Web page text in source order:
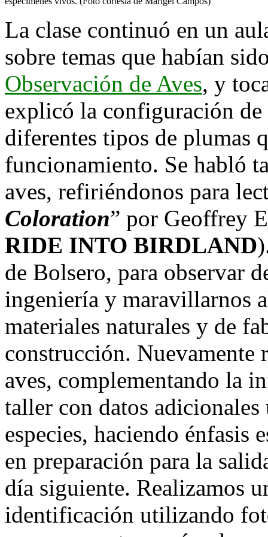
La clase continuó en un
sobre temas que habían
Observación de Aves, y
explicó la configuración de
diferentes tipos de plumas
funcionamiento. Se habló
aves, refiriéndonos para
Coloration” por Geoffrey
RIDE INTO BIRDLAND
de Bolsero, para observar
ingeniería y maravillarnos
materiales naturales y de
construcción. Nuevamente
aves, complementando la
taller con datos
especies, haciendo énfasis
en preparación para la
día siguiente. Realizamos
identificación utilizando